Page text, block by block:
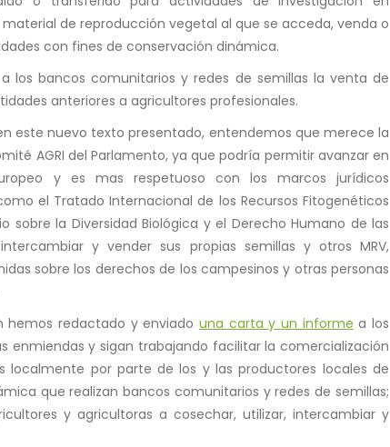
de reproducción vegetal al que se acceda, venda o
con fines de conservación dinámica.
los bancos comunitarios y redes de semillas la venta de
anteriores a agricultores profesionales.
este nuevo texto presentado, entendemos que merece la
AGRI del Parlamento, ya que podría permitir avanzar en
y es mas respetuoso con los marcos jurídicos
el Tratado Internacional de los Recursos Fitogenéticos
sobre la Diversidad Biológica y el Derecho Humano de las
y vender sus propias semillas y otros MRV,
sobre los derechos de los campesinos y otras personas
hemos redactado y enviadouna carta y un informe a los
enmiendas y sigan trabajando facilitar la comercialización
localmente por parte de los y las productores locales de
que realizan bancos comunitarios y redes de semillas;
y agricultoras a cosechar, utilizar, intercambiar y